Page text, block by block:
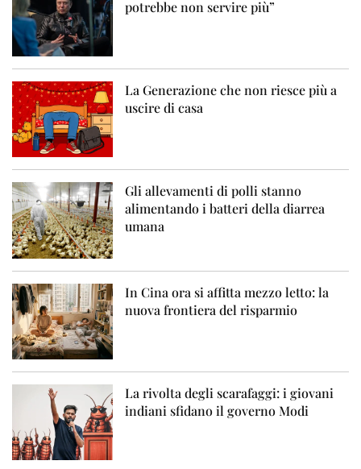
potrebbe non servire più”
La Generazione che non riesce più a
uscire di casa
Gli allevamenti di polli stanno
alimentando i batteri della diarrea
umana
In Cina ora si affitta mezzo letto: la
nuova frontiera del risparmio
La rivolta degli scarafaggi: i giovani
indiani sfidano il governo Modi